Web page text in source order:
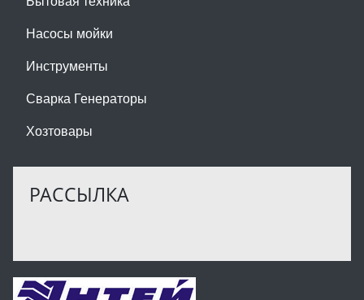
Насосы мойки
Инструменты
Сварка Генераторы
Хозтовары
РАССЫЛКА